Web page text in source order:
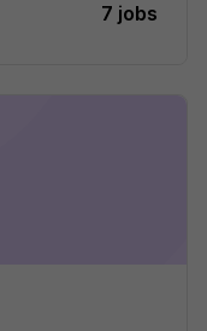
7 jobs